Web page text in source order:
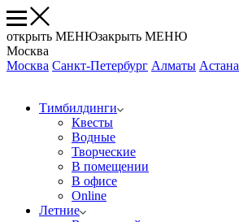
открыть МЕНЮзакрыть МЕНЮ
Москва
Москва Санкт-Петербург Алматы Астана
Тимбилдинги
Квесты
Водные
Творческие
В помещении
В офисе
Online
Летние